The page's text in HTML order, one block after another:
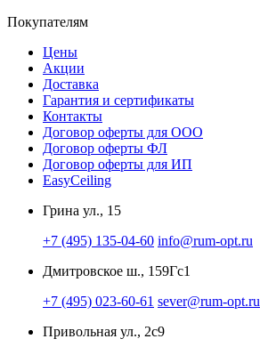
Покупателям
Цены
Акции
Доставка
Гарантия и сертификаты
Контакты
Договор оферты для ООО
Договор оферты ФЛ
Договор оферты для ИП
EasyCeiling
Грина ул., 15
+7 (495) 135-04-60 info@rum-opt.ru
Дмитровское ш., 159Гс1
+7 (495) 023-60-61 sever@rum-opt.ru
Привольная ул., 2с9